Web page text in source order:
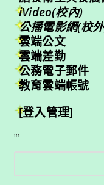
iVideo(校內)
公播電影網(校
雲端公文
雲端差勤
公務電子郵件
教育雲端帳號
[登入管理]
:::
搜
尋